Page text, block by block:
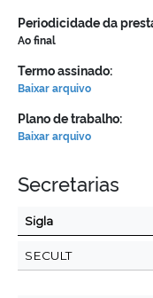
Periodicidade da
Ao final
Termo assinado:
Baixar arquivo
Plano de trabalho:
Baixar arquivo
Secretarias
Sigla
SECULT